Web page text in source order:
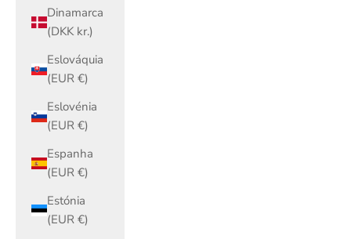
Dinamarca
(DKK kr.)
Eslováquia
(EUR €)
Eslovénia
(EUR €)
Espanha
(EUR €)
Estónia
(EUR €)